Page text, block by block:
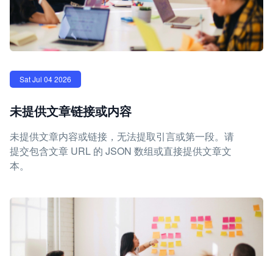
Sat Jul 04 2026
未提供文章链接或内容
未提供文章内容或链接，无法提取引言或第一段。请
提交包含文章 URL 的 JSON 数组或直接提供文章文
本。